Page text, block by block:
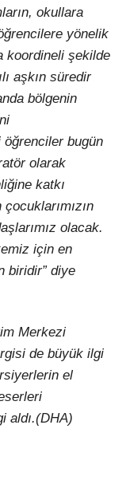
okullara
yönelik
koordineli şekilde
aşkın süredir
bölgenin
bugün
olarak
katkı
olacak.
için en
biridir” diye
Merkezi
de büyük ilgi
el
aldı.(DHA)